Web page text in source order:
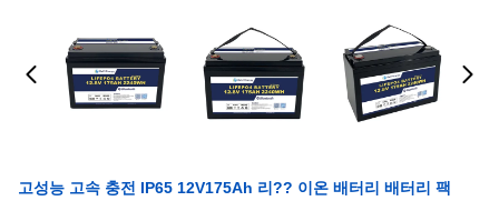
고성능 고속 충전 IP65 12V175Ah 리?? 이온 배터리 배터리 팩